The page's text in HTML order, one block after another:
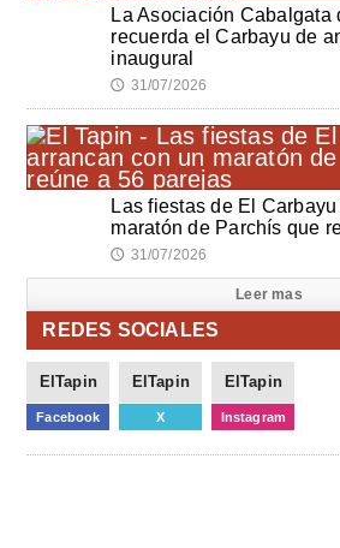
La Asociación Cabalgata
recuerda el Carbayu de
inaugural
🕔 31/07/2026
Las fiestas de El
maratón de Parchís que
🕔 31/07/2026
Leer mas
REDES SOCIALES
ElTapin
Facebook
ElTapin
X
ElTapin
Instagram